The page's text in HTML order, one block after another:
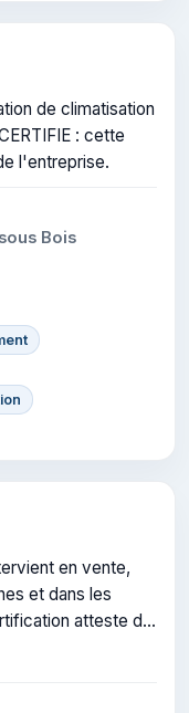
de climatisation
: cette
l'entreprise.
Bois
en vente,
et dans les
atteste du